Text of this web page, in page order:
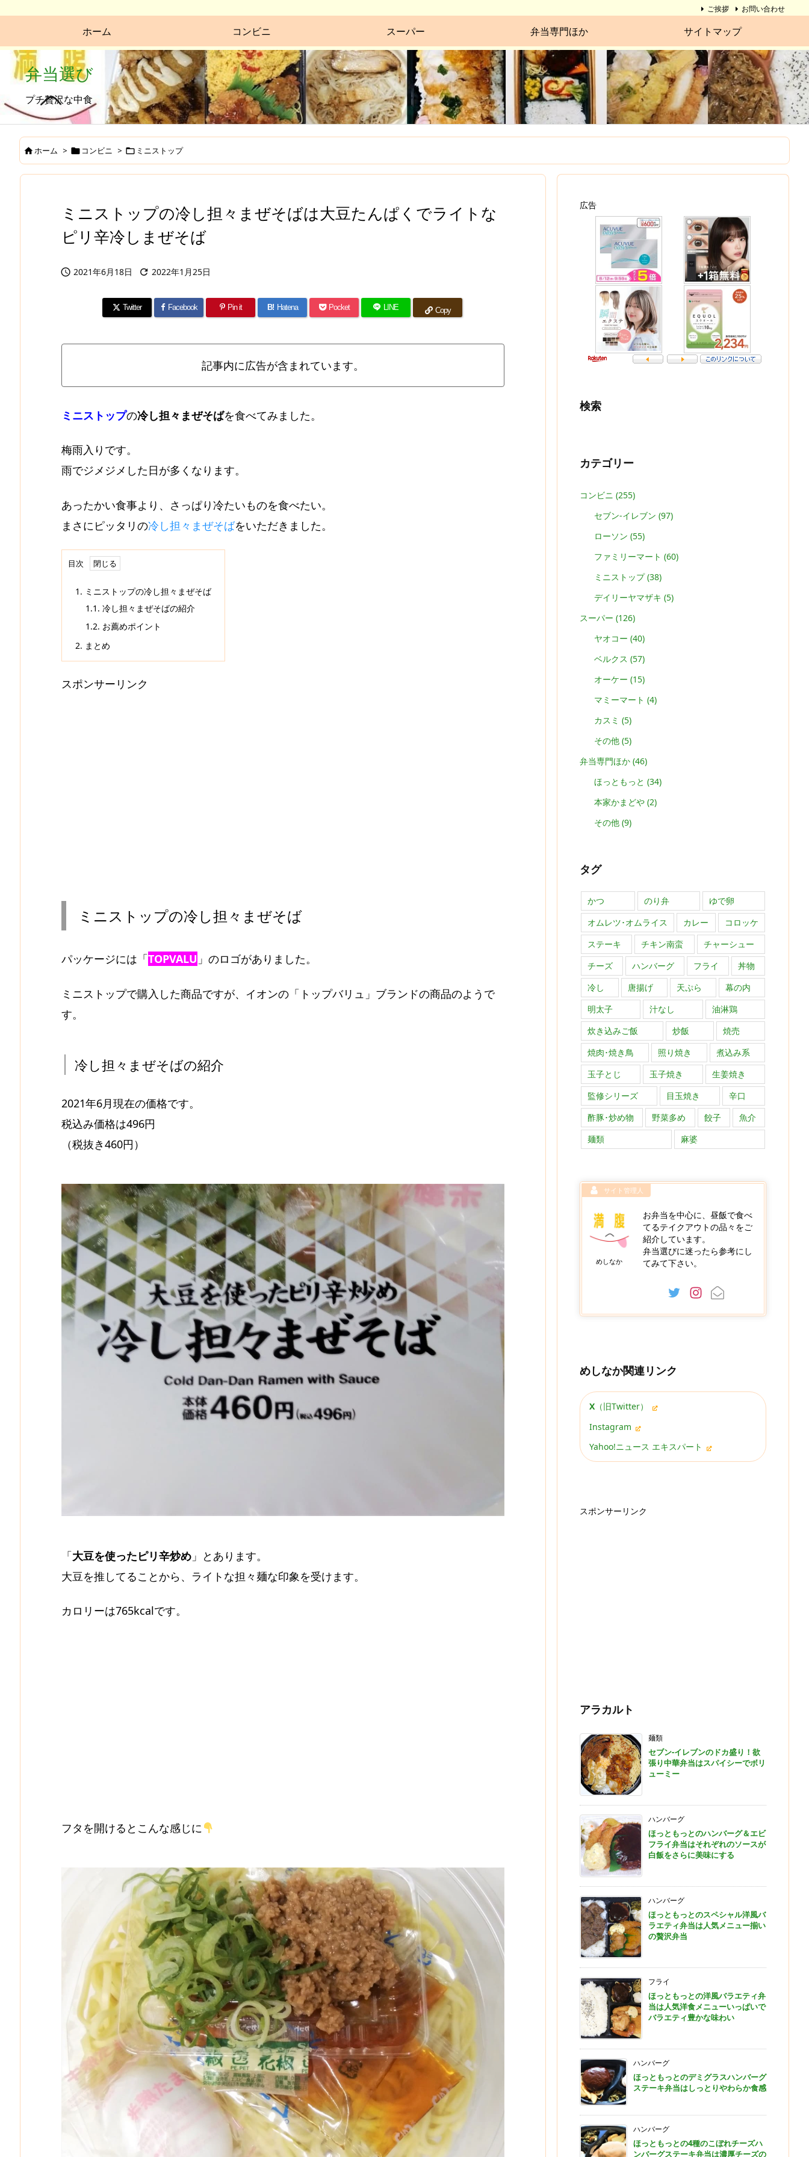
ホーム コンビニ スーパー 弁当専門ほか サイトマップ
ご挨拶 お問い合わせ
弁当選び
プチ贅沢な中食
ホーム >  コンビニ >  ミニストップ
ミニストップの冷し担々まぜそばは大豆たんぱくでライトな
ピリ辛冷しまぜそば
 2021年6月18日  2022年1月25日
Twitter Facebook Pin it B! Hatena Pocket LINE Copy
記事内に広告が含まれています。
ミニストップの冷し担々まぜそばを食べてみました。
梅雨入りです。
雨でジメジメした日が多くなります。
あったかい食事より、さっぱり冷たいものを食べたい。
まさにピッタリの冷し担々まぜそばをいただきました。
目次
1. ミニストップの冷し担々まぜそば
1.1. 冷し担々まぜそばの紹介
1.2. お薦めポイント
2. まとめ
スポンサーリンク
ミニストップの冷し担々まぜそば
パッケージには「TOPVALU 」のロゴがありました。
ミニストップで購入した商品ですが、イオンの「トップバリュ」ブランドの商品のようで
す。
冷し担々まぜそばの紹介
2021年6月現在の価格です。
税込み価格は496円
（税抜き460円）
「大豆を使ったピリ辛炒め 」とあります。
大豆を推してることから、ライトな担々麺な印象を受けます。
カロリーは765kcalです。
フタを開けるとこんな感じに
広告
検索
カテゴリー
コンビニ (255)
セブン-イレブン(97)
ローソン(55)
ファミリーマート(60)
ミニストップ(38)
デイリーヤマザキ(5)
スーパー (126)
ヤオコー(40)
ベルクス(57)
オーケー(15)
マミーマート(4)
カスミ(5)
その他(5)
弁当専門ほか (46)
ほっともっと(34)
本家かまどや(2)
その他(9)
タグ
かつ のり弁
ゆで卵
オムレツ･オムライス
カレー
コロッケ
ステーキ
チキン南蛮
チャーシュー
チーズ
ハンバーグ フライ
丼物
冷し
唐揚げ 天ぷら
幕の内
明太子
汁なし
油淋鶏
炊き込みご飯
炒飯
焼売
焼肉･焼き鳥
照り焼き
煮込み系
玉子とじ
玉子焼き
生姜焼き
監修シリーズ
目玉焼き
辛口
酢豚･炒め物
野菜多め 餃子
魚介
麺類
麻婆
サイト管理人
めしなか
お弁当を中心に、昼飯で食べ
てるテイクアウトの品々をご
紹介しています。
弁当選びに迷ったら参考にし
てみて下さい。
めしなか関連リンク
X （旧Twitter）
Instagram
Yahoo!ニュース エキスパート
スポンサーリンク
アラカルト
麺類
セブン-イレブンのドカ盛り！欲
張り中華弁当はスパイシーでボリ
ューミー
ハンバーグ
ほっともっとのハンバーグ＆エビ
フライ弁当はそれぞれのソースが
白飯をさらに美味にする
ハンバーグ
ほっともっとのスペシャル洋風バ
ラエティ弁当は人気メニュー揃い
の贅沢弁当
フライ
ほっともっとの洋風バラエティ弁
当は人気洋食メニューいっぱいで
バラエティ豊かな味わい
ハンバーグ
ほっともっとのデミグラスハンバーグ
ステーキ弁当はしっとりやわらか食感
ハンバーグ
ほっともっとの4種のこぼれチーズハ
ンバーグステーキ弁当は濃厚チーズの